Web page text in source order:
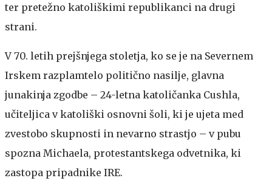
ter pretežno katoliškimi republikanci na drugi
strani.
V 70. letih prejšnjega stoletja, ko se je na Severnem
Irskem razplamtelo politično nasilje, glavna
junakinja zgodbe – 24-letna katoličanka Cushla,
učiteljica v katoliški osnovni šoli, ki je ujeta med
zvestobo skupnosti in nevarno strastjo – v pubu
spozna Michaela, protestantskega odvetnika, ki
zastopa pripadnike IRE.